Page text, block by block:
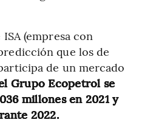
(empresa con
que los de
de un mercado
Grupo Ecopetrol se
millones en 2021 y
2022.